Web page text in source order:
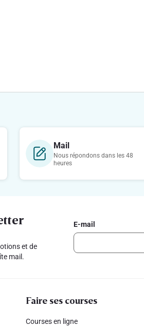
Mail
Nous répondons dans les 48
heures
et de
mail.
E-mail
Faire ses courses
Courses en ligne